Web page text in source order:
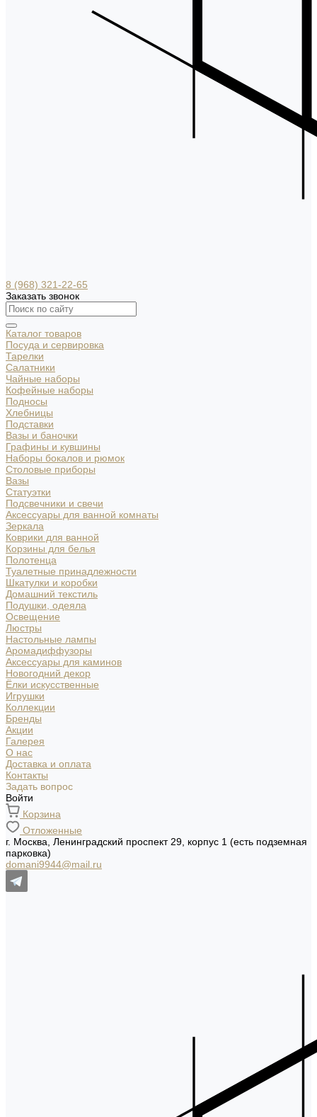
8 (968) 321-22-65
Заказать звонок
Каталог товаров
Посуда и сервировка
Тарелки
Салатники
Чайные наборы
Кофейные наборы
Подносы
Хлебницы
Подставки
Вазы и баночки
Графины и кувшины
Наборы бокалов и рюмок
Столовые приборы
Вазы
Статуэтки
Подсвечники и свечи
Аксессуары для ванной комнаты
Зеркала
Коврики для ванной
Корзины для белья
Полотенца
Туалетные принадлежности
Шкатулки и коробки
Домашний текстиль
Подушки, одеяла
Освещение
Люстры
Настольные лампы
Аромадиффузоры
Аксессуары для каминов
Новогодний декор
Ёлки искусственные
Игрушки
Коллекции
Бренды
Акции
Галерея
О нас
Доставка и оплата
Контакты
Задать вопрос
Войти
Корзина
Отложенные
г. Москва, Ленинградский проспект 29, корпус 1 (есть подземная
парковка)
domani9944@mail.ru